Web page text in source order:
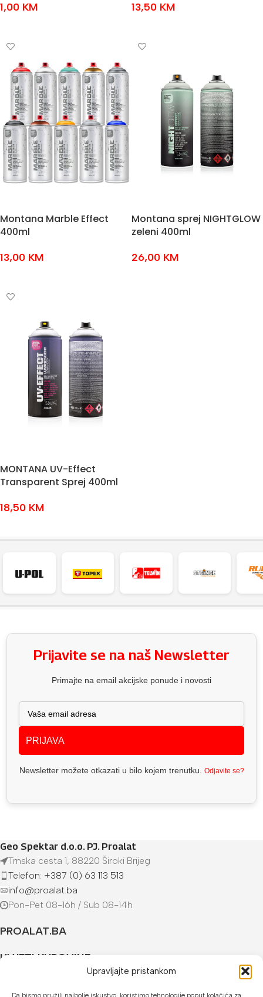
Upravljajte pristankom
Da bismo pružili najbolje iskustvo, koristimo tehnologije poput kolačića za
1,00 KM 13,50 KM
Montana Marble Effect
400ml
13,00 KM
Montana sprej NIGHTGLOW
zeleni 400ml
26,00 KM
MONTANA UV-Effect
Transparent Sprej 400ml
18,50 KM
Prijavite se na naš Newsletter
Primajte na email akcijske ponude i novosti
PRIJAVA
Newsletter možete otkazati u bilo kojem trenutku. Odjavite se?
Geo Spektar d.o.o. PJ. Proalat
Trnska cesta 1, 88220 Široki Brijeg
Telefon: +387 (0) 63 113 513
info@proalat.ba
Pon-Pet 08-16h / Sub 08-14h
PROALAT.BA
UVJETI KUPOVINE